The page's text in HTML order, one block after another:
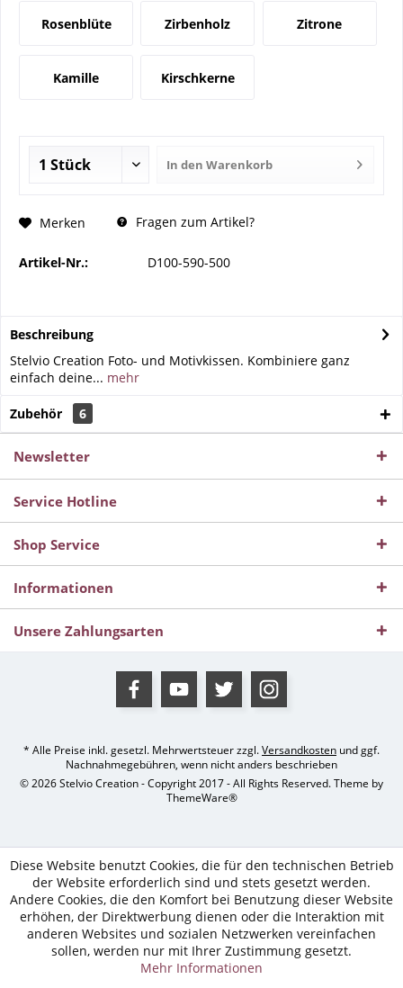
Rosenblüte Zirbenholz Zitrone
Kamille Kirschkerne
In den Warenkorb
Merken Fragen zum Artikel?
Artikel-Nr.: D100-590-500
Beschreibung
Stelvio Creation Foto- und Motivkissen. Kombiniere ganz
einfach deine... mehr
Zubehör 6
Newsletter
Service Hotline
Shop Service
Informationen
Unsere Zahlungsarten
* Alle Preise inkl. gesetzl. Mehrwertsteuer zzgl.Versandkosten und ggf.
Nachnahmegebühren, wenn nicht anders beschrieben
© 2026 Stelvio Creation - Copyright 2017 - All Rights Reserved. Theme by
ThemeWare®
Diese Website benutzt Cookies, die für den technischen Betrieb
der Website erforderlich sind und stets gesetzt werden.
Andere Cookies, die den Komfort bei Benutzung dieser Website
erhöhen, der Direktwerbung dienen oder die Interaktion mit
anderen Websites und sozialen Netzwerken vereinfachen
sollen, werden nur mit Ihrer Zustimmung gesetzt.
Mehr Informationen